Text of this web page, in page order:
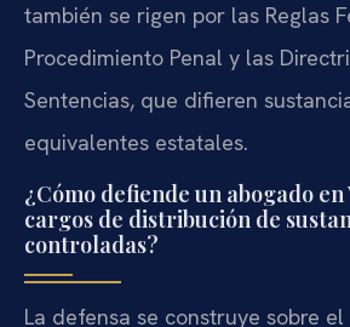
también se rigen por las Reglas
Procedimiento Penal y las
Sentencias, que difieren
equivalentes estatales.
¿Cómo defiende un abogado
cargos de distribución de
controladas?
La defensa se construye sobre